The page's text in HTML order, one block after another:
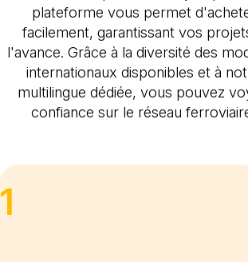
plateforme vous permet
facilement, garantissant vos
l'avance. Grâce à la diversité des
internationaux disponibles et à
multilingue dédiée, vous pouvez
confiance sur le réseau
1